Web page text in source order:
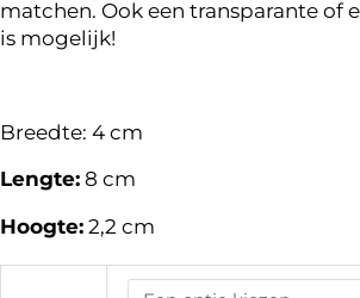
matchen. Ook een transparante of
is mogelijk!
Breedte: 4 cm
Lengte: 8 cm
Hoogte: 2,2 cm